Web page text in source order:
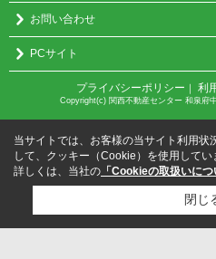
お問い合わせ
PCサイト
プライバシーポリシー ｜ 利
Copyright(c) 関西不動産センター 和泉府
当サイトでは、お客様の当サイト利用状
して、クッキー（Cookie）を使用してい
詳しくは、当社の 「Cookieの取扱いにつ
閉じ